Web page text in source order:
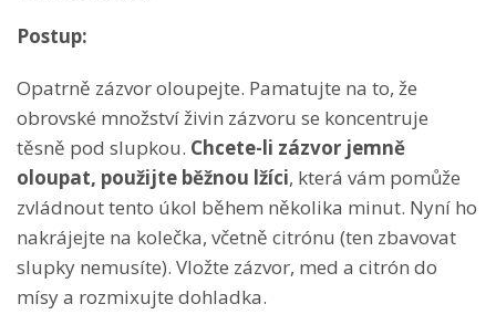
Postup:
Opatrně zázvor oloupejte. Pamatujte na to, že
obrovské množství živin zázvoru se koncentruje
těsně pod slupkou. Chcete-li zázvor jemně
oloupat, použijte běžnou lžíci, která vám pomůže
zvládnout tento úkol během několika minut. Nyní ho
nakrájejte na kolečka, včetně citrónu (ten zbavovat
slupky nemusíte). Vložte zázvor, med a citrón do
mísy a rozmixujte dohladka.